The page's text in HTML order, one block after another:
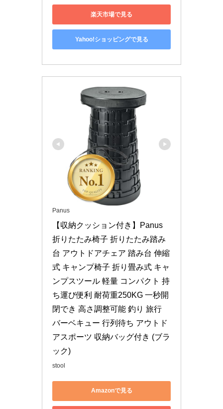
楽天市場で見る
Yahoo!ショッピングで見る
Panus
【収納クッション付き】Panus
折りたたみ椅子 折りたたみ踏み
台 アウトドアチェア 踏み台 伸縮
式 キャンプ椅子 折り畳み式 キャ
ンプスツール 軽量 コンパクト 持
ち運び便利 耐荷重250KG 一秒開
閉でき 高さ調整可能 釣り 旅行
バーベキュー 行列待ち アウトド
アスポーツ 収納バッグ付き (ブラ
ック)
stool
Amazonで見る